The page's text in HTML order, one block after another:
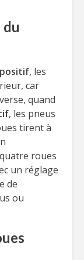
du
, les
car
quand
, les pneus
tirent à
roues
un réglage
de
ou